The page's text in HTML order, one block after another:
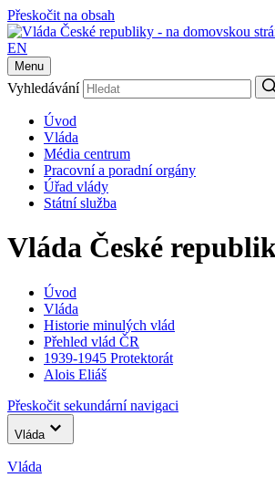
Přeskočit na obsah
EN
Menu
Vyhledávání
Úvod
Vláda
Média centrum
Pracovní a poradní orgány
Úřad vlády
Státní služba
Vláda České
Úvod
Vláda
Historie minulých vlád
Přehled vlád ČR
1939-1945 Protektorát
Alois Eliáš
Přeskočit sekundární navigaci
Vláda
Vláda